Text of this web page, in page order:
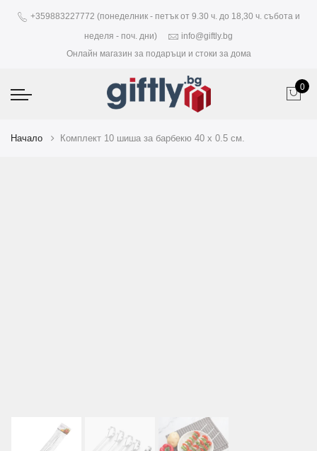
+359883227772 (понеделник - петък от 9.30 ч. до 18,30 ч. събота и
неделя - поч. дни)
info@giftly.bg
Онлайн магазин за подаръци и стоки за дома
0
Начало Комплект 10 шиша за барбекю 40 х 0.5 см.